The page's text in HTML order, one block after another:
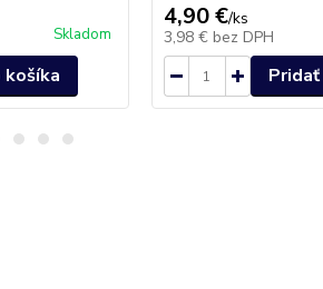
Skladom
košíka
4,90 €/ks
3,98 € bez DPH